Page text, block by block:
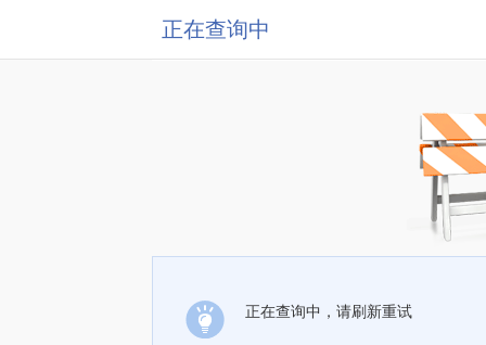
正在查询中
正在查询中，请刷新重试